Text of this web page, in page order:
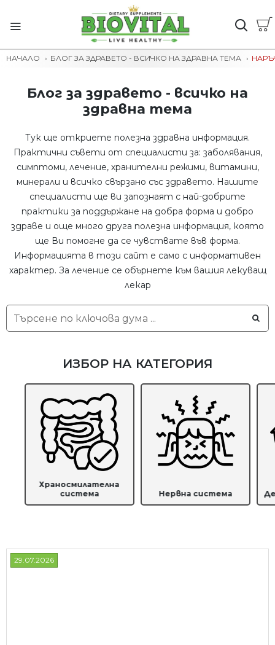
НАЧАЛО БЛОГ ЗА ЗДРАВЕТО - ВСИЧКО НА ЗДРАВНА ТЕМА
Блог за здравето - всичко на
здравна тема
Тук ще откриете полезна здравна информация.
Практични съвети от специалисти за: заболявания,
симптоми, лечение, хранителни режими, витамини,
минерали и всичко свързано със здравето. Нашите
специалисти ще ви запознаят с най-добрите
практики за поддържане на добра форма и добро
здраве и още много друга полезна информация, която
ще Ви помогне да се чувствате във форма.
Информацията в този сайт е само с информативен
характер. За лечение се обърнете към вашия лекуващ
лекар
ИЗБОР НА КАТЕГОРИЯ
Храносмилателна
система
Нервна система
29.07.2026